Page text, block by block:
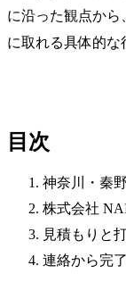
に沿った観点か
に取れる具体的な
目次
神奈川・秦
株式会社
見積もりと
連絡から完